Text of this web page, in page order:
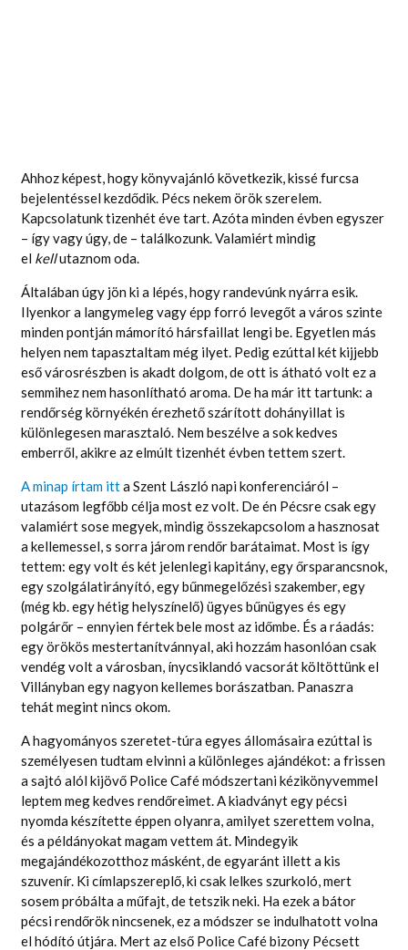
Ahhoz képest, hogy könyvajánló következik, kissé furcsa
bejelentéssel kezdődik. Pécs nekem örök szerelem.
Kapcsolatunk tizenhét éve tart. Azóta minden évben egyszer
– így vagy úgy, de – találkozunk. Valamiért mindig
el kellutaznom oda.
Általában úgy jön ki a lépés, hogy randevúnk nyárra esik.
Ilyenkor a langymeleg vagy épp forró levegőt a város szinte
minden pontján mámorító hársfaillat lengi be. Egyetlen más
helyen nem tapasztaltam még ilyet. Pedig ezúttal két kijjebb
eső városrészben is akadt dolgom, de ott is átható volt ez a
semmihez nem hasonlítható aroma. De ha már itt tartunk: a
rendőrség környékén érezhető szárított dohányillat is
különlegesen marasztaló. Nem beszélve a sok kedves
emberről, akikre az elmúlt tizenhét évben tettem szert.
A minap írtam itta Szent László napi konferenciáról –
utazásom legfőbb célja most ez volt. De én Pécsre csak egy
valamiért sose megyek, mindig összekapcsolom a hasznosat
a kellemessel, s sorra járom rendőr barátaimat. Most is így
tettem: egy volt és két jelenlegi kapitány, egy őrsparancsnok,
egy szolgálatirányító, egy bűnmegelőzési szakember, egy
(még kb. egy hétig helyszínelő) ügyes bűnügyes és egy
polgárőr – ennyien fértek bele most az időmbe. És a ráadás:
egy örökös mestertanítvánnyal, aki hozzám hasonlóan csak
vendég volt a városban, ínycsiklandó vacsorát költöttünk el
Villányban egy nagyon kellemes borászatban. Panaszra
tehát megint nincs okom.
A hagyományos szeretet-túra egyes állomásaira ezúttal is
személyesen tudtam elvinni a különleges ajándékot: a frissen
a sajtó alól kijövő Police Café módszertani kézikönyvemmel
leptem meg kedves rendőreimet. A kiadványt egy pécsi
nyomda készítette éppen olyanra, amilyet szerettem volna,
és a példányokat magam vettem át. Mindegyik
megajándékozotthoz másként, de egyaránt illett a kis
szuvenír. Ki címlapszereplő, ki csak lelkes szurkoló, mert
sosem próbálta a műfajt, de tetszik neki. Ha ezek a bátor
pécsi rendőrök nincsenek, ez a módszer se indulhatott volna
el hódító útjára. Mert az első Police Café bizony Pécsett